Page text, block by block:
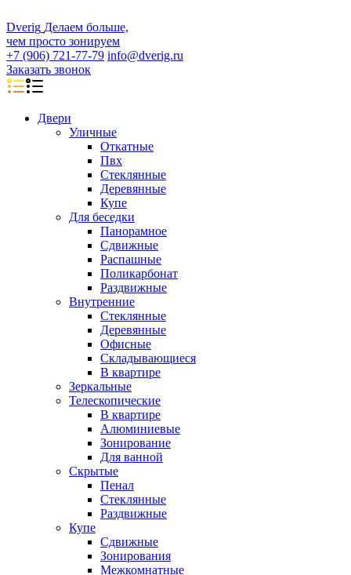
Dverig Делаем больше,
чем просто зонируем
+7 (906) 721-77-79 info@dverig.ru
Заказать звонок
Двери
Уличные
Откатные
Пвх
Стеклянные
Деревянные
Купе
Для беседки
Панорамное
Сдвижные
Распашные
Поликарбонат
Раздвижные
Внутренние
Стеклянные
Деревянные
Офисные
Складывающиеся
В квартире
Зеркальные
Телескопические
В квартире
Алюминиевые
Зонирование
Для ванной
Скрытые
Пенал
Стеклянные
Раздвижные
Купе
Сдвижные
Зонирования
Межкомнатные